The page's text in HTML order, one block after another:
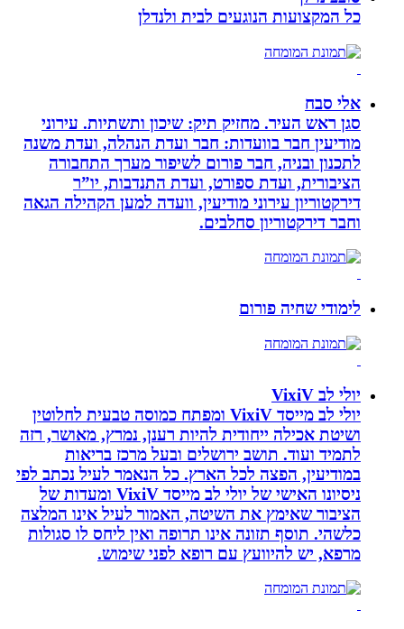
כל המקצועות הנוגעים לבית ולנדלן
אלי סבח
סגן ראש העיר. מחזיק תיק: שיכון ותשתיות. עירוני
מודיעין חבר בוועדות: חבר ועדת הנהלה, ועדת משנה
לתכנון ובניה, חבר פורום לשיפור מערך התחבורה
הציבורית, ועדת ספורט, ועדת התנדבות, יו”ר
דירקטוריון עירוני מודיעין, וועדה למען הקהילה הגאה
וחבר דירקטוריון סחלבים.
לימודי שחיה פורום
יולי לב VixiV
יולי לב מייסד VixiV ומפתח כמוסה טבעית לחלוטין
ושיטת אכילה ייחודית להיות רענן, נמרץ, מאושר, רזה
לתמיד ועוד. תושב ירושלים ובעל מרכז בריאות
במודיעין, הפצה לכל הארץ. כל הנאמר לעיל נכתב לפי
ניסיונו האישי של יולי לב מייסד VixiV ומעדות של
הציבור שאימץ את השיטה, האמור לעיל אינו המלצה
כלשהי. תוסף תזונה אינו תרופה ואין ליחס לו סגולות
מרפא, יש להיוועץ עם רופא לפני שימוש.